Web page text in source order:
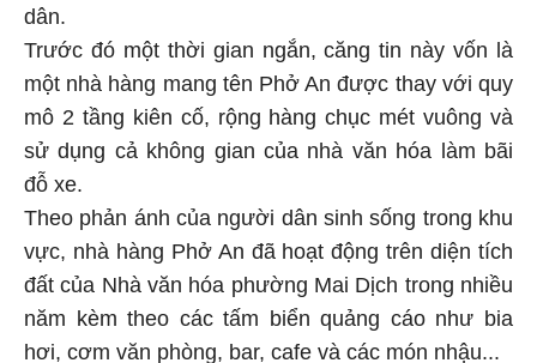
dân.
Trước đó một thời gian ngắn, căng tin này vốn là
một nhà hàng mang tên Phở An được thay với quy
mô 2 tầng kiên cố, rộng hàng chục mét vuông và
sử dụng cả không gian của nhà văn hóa làm bãi
đỗ xe.
Theo phản ánh của người dân sinh sống trong khu
vực, nhà hàng Phở An đã hoạt động trên diện tích
đất của Nhà văn hóa phường Mai Dịch trong nhiều
năm kèm theo các tấm biển quảng cáo như bia
hơi, cơm văn phòng, bar, cafe và các món nhậu...